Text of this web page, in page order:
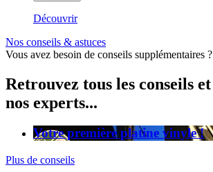
Découvrir
Nos conseils & astuces
Vous avez besoin de conseils supplémentaires ?
Retrouvez tous les conseils et
nos experts...
Votre première platine vinyle !
Plus de conseils